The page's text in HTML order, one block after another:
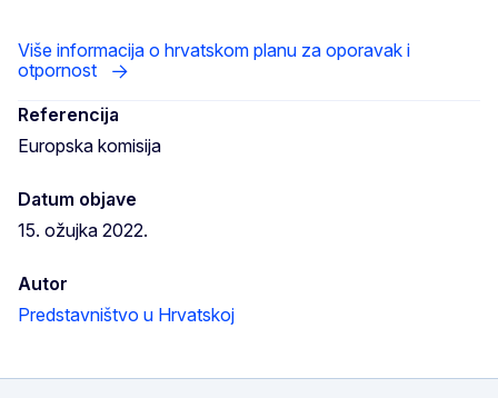
Više informacija o hrvatskom planu za oporavak i
otpornost
Referencija
Europska komisija
Datum objave
15. ožujka 2022.
Autor
Predstavništvo u Hrvatskoj